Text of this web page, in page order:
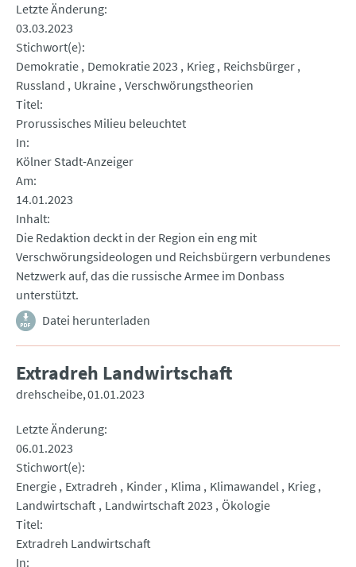
Letzte Änderung
03.03.2023
Stichwort(e)
Demokratie Demokratie 2023 Krieg Reichsbürger
Russland
Ukraine Verschwörungstheorien
Titel
Prorussisches Milieu beleuchtet
In
Kölner Stadt-Anzeiger
Am
14.01.2023
Inhalt
Die Redaktion deckt in der Region ein eng mit
Verschwörungsideologen und Reichsbürgern verbundenes
Netzwerk auf, das die russische Armee im Donbass
unterstützt.
Datei herunterladen
Extradreh Landwirtschaft
drehscheibe 01.01.2023
Letzte Änderung
06.01.2023
Stichwort(e)
Energie Extradreh Kinder Klima Klimawandel Krieg
Landwirtschaft Landwirtschaft 2023 Ökologie
Titel
Extradreh Landwirtschaft
In